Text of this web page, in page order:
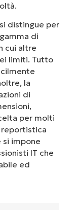
distingue per
di
cui altre
limiti. Tutto
la
di
per molti
reportistica
si impone
IT che
ed